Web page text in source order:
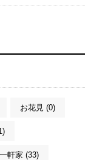
お花見 (0)
一軒家 (33)